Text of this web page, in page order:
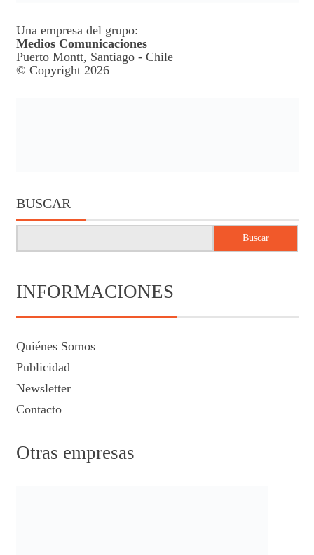
Una empresa del grupo:
Medios Comunicaciones
Puerto Montt, Santiago - Chile
© Copyright 2026
BUSCAR
Buscar
INFORMACIONES
Quiénes Somos
Publicidad
Newsletter
Contacto
Otras empresas